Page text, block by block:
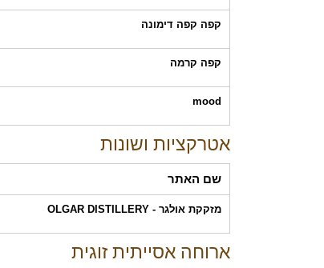
קפה קפה דימונה
קפה קרמה
mood
אטרקציות ושונות
שם האתר
מזקקת אולגר - OLGAR DISTILLERY
ארוחה אסייתית זוגית